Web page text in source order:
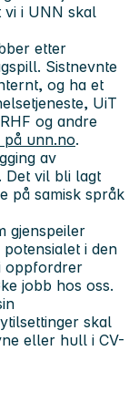
vi i UNN skal
etter
Sistnevnte
og ha et
UiT
og andre
på unn.no.
av
Det vil bli lagt
på samisk språk
gjenspeiler
i den
oppfordrer
jobb hos oss.
skal
eller hull i CV-